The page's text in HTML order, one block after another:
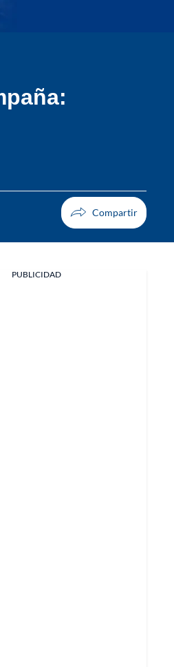
PUBLICIDAD